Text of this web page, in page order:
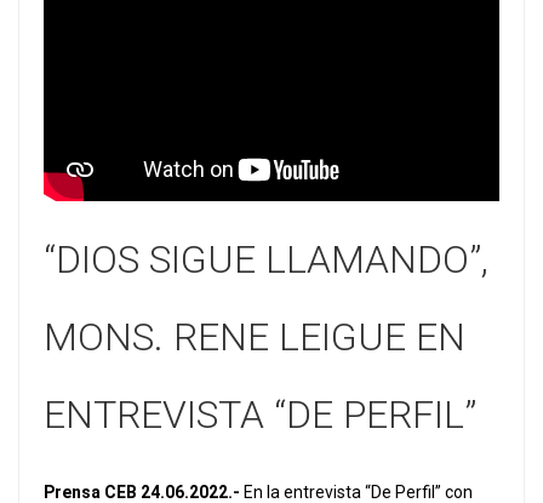
“DIOS SIGUE LLAMANDO”,
MONS. RENE LEIGUE EN
ENTREVISTA “DE PERFIL”
Prensa CEB 24.06.2022.- En la entrevista “De Perfil” con